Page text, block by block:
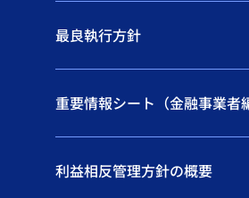
最良執行方針
重要情報シート（金融事業者
利益相反管理方針の概要